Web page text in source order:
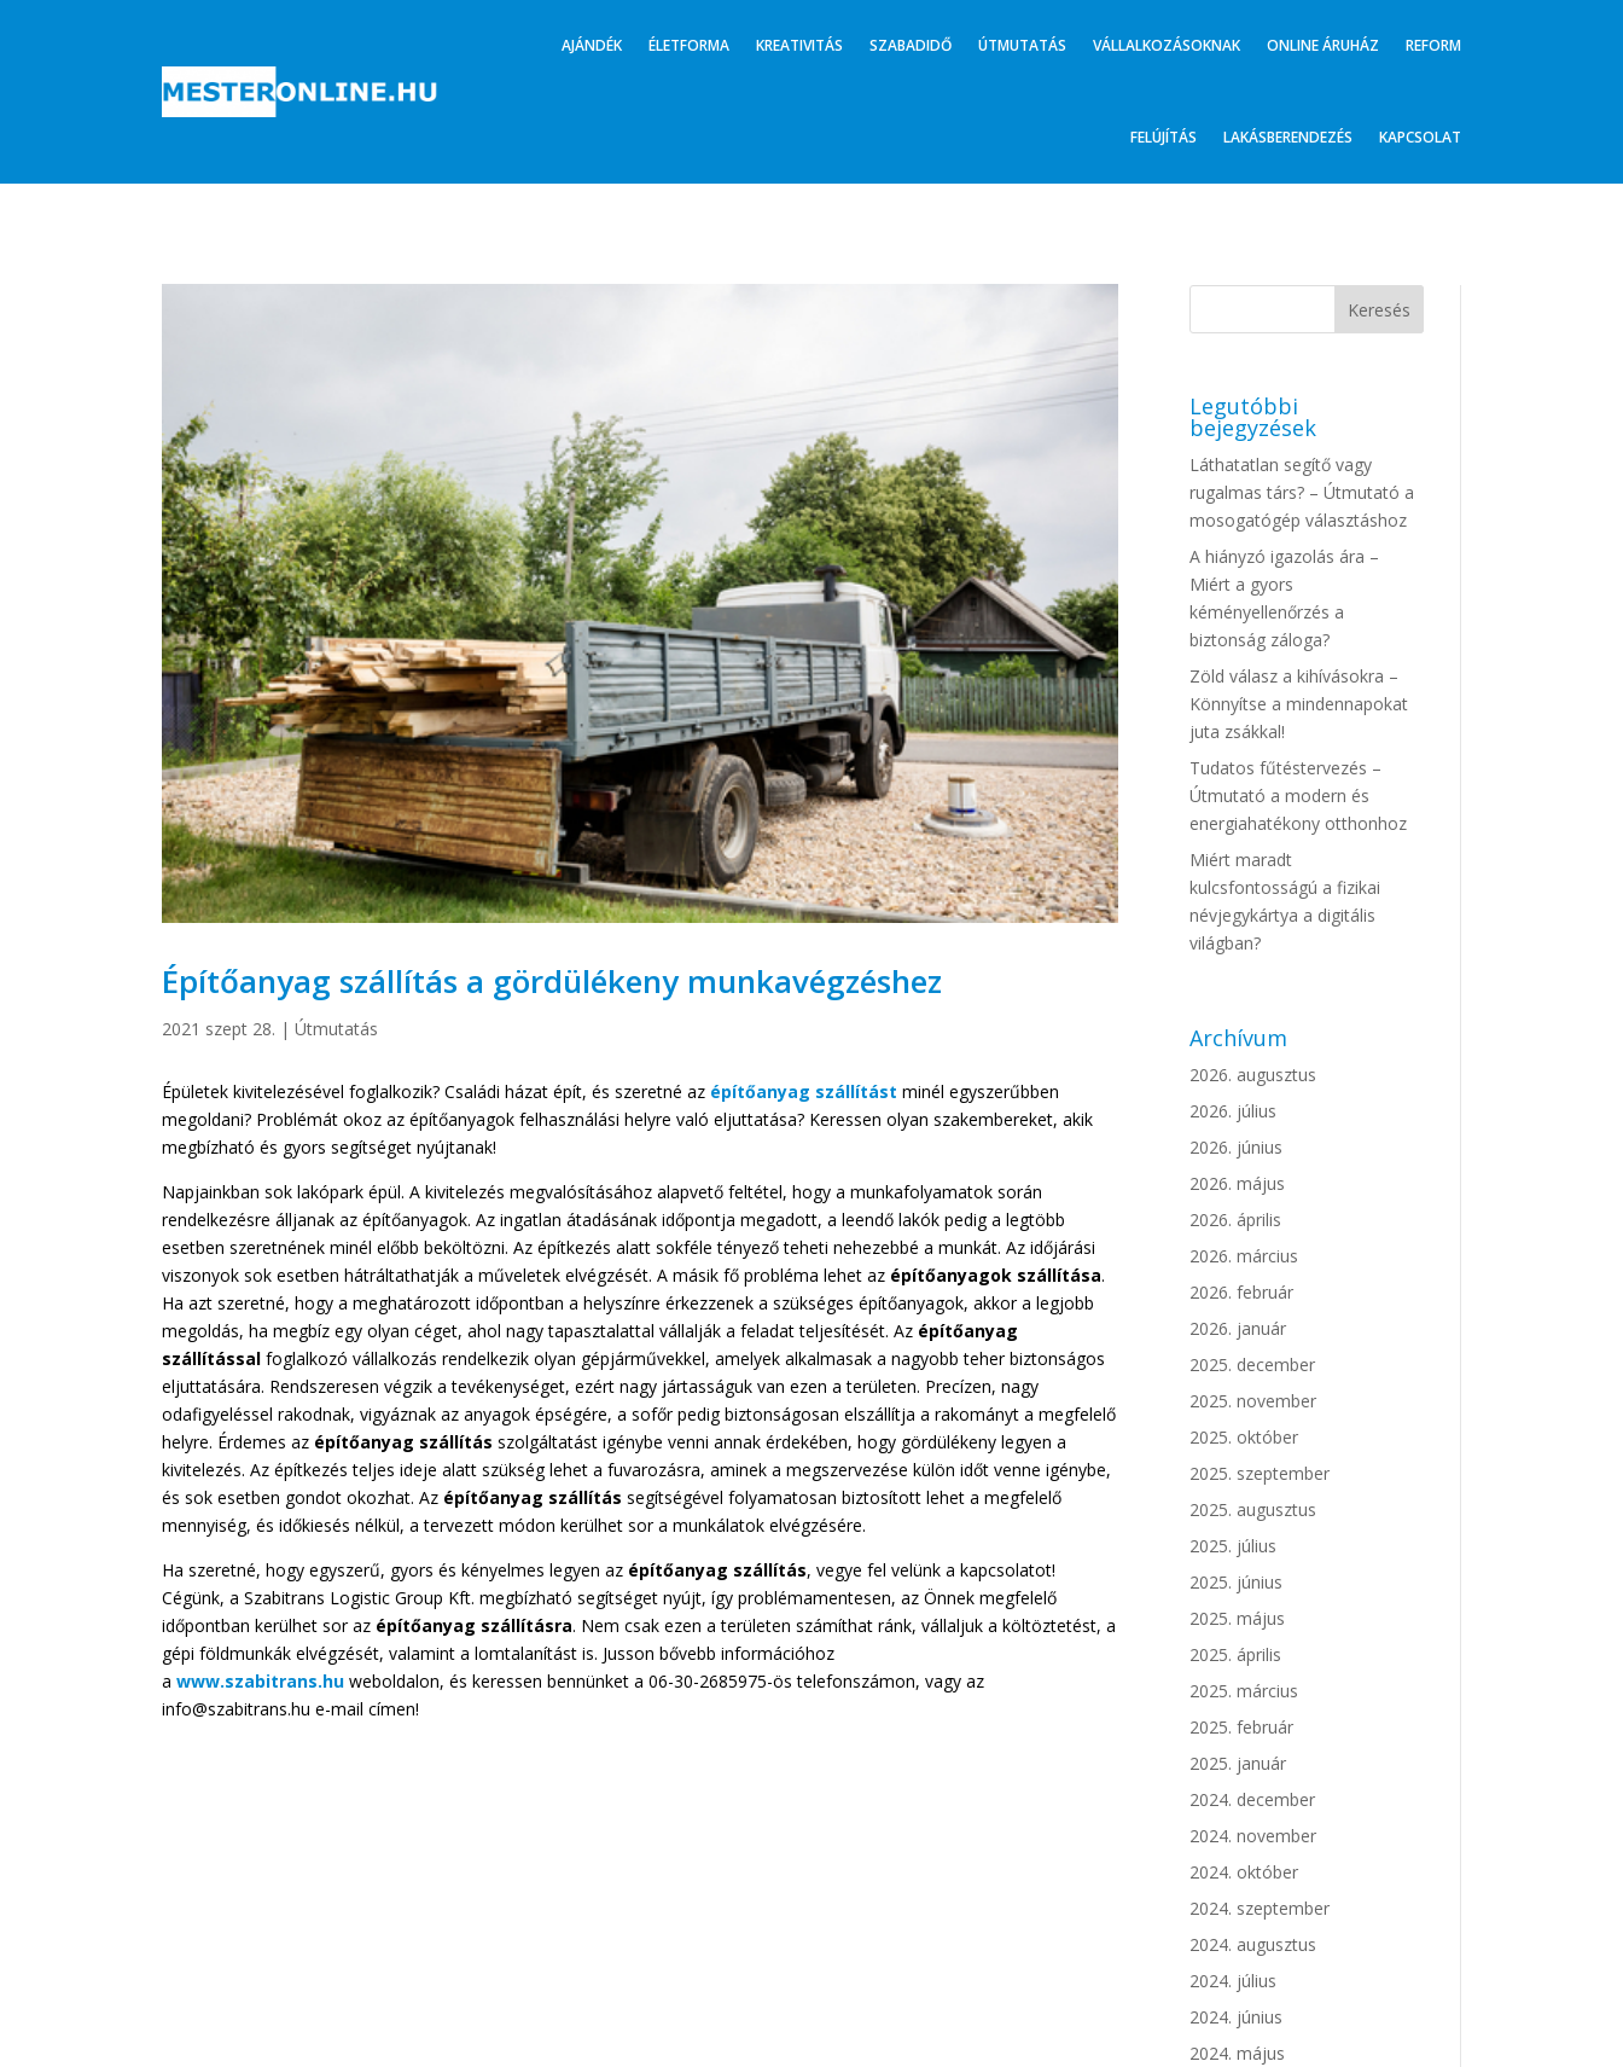
AJÁNDÉK ÉLETFORMA KREATIVITÁS SZABADIDŐ ÚTMUTATÁS VÁLLALKOZÁSOKNAK ONLINE ÁRUHÁZ REFORM
FELÚJÍTÁS LAKÁSBERENDEZÉS KAPCSOLAT
Építőanyag szállítás a gördülékeny munkavégzéshez
2021 szept 28. |Útmutatás
Épületek kivitelezésével foglalkozik? Családi házat épít, és szeretné az építőanyag szállítást minél egyszerűbben
megoldani? Problémát okoz az építőanyagok felhasználási helyre való eljuttatása? Keressen olyan szakembereket, akik
megbízható és gyors segítséget nyújtanak!
Napjainkban sok lakópark épül. A kivitelezés megvalósításához alapvető feltétel, hogy a munkafolyamatok során
rendelkezésre álljanak az építőanyagok. Az ingatlan átadásának időpontja megadott, a leendő lakók pedig a legtöbb
esetben szeretnének minél előbb beköltözni. Az építkezés alatt sokféle tényező teheti nehezebbé a munkát. Az időjárási
viszonyok sok esetben hátráltathatják a műveletek elvégzését. A másik fő probléma lehet az építőanyagok szállítása.
Ha azt szeretné, hogy a meghatározott időpontban a helyszínre érkezzenek a szükséges építőanyagok, akkor a legjobb
megoldás, ha megbíz egy olyan céget, ahol nagy tapasztalattal vállalják a feladat teljesítését. Az építőanyag
szállítássalfoglalkozó vállalkozás rendelkezik olyan gépjárművekkel, amelyek alkalmasak a nagyobb teher biztonságos
eljuttatására. Rendszeresen végzik a tevékenységet, ezért nagy jártasságuk van ezen a területen. Precízen, nagy
odafigyeléssel rakodnak, vigyáznak az anyagok épségére, a sofőr pedig biztonságosan elszállítja a rakományt a megfelelő
helyre. Érdemes az építőanyag szállítás szolgáltatást igénybe venni annak érdekében, hogy gördülékeny legyen a
kivitelezés. Az építkezés teljes ideje alatt szükség lehet a fuvarozásra, aminek a megszervezése külön időt venne igénybe,
és sok esetben gondot okozhat. Az építőanyag szállítás segítségével folyamatosan biztosított lehet a megfelelő
mennyiség, és időkiesés nélkül, a tervezett módon kerülhet sor a munkálatok elvégzésére.
Ha szeretné, hogy egyszerű, gyors és kényelmes legyen az építőanyag szállítás, vegye fel velünk a kapcsolatot!
Cégünk, a Szabitrans Logistic Group Kft. megbízható segítséget nyújt, így problémamentesen, az Önnek megfelelő
időpontban kerülhet sor az építőanyag szállításra. Nem csak ezen a területen számíthat ránk, vállaljuk a költöztetést, a
gépi földmunkák elvégzését, valamint a lomtalanítást is. Jusson bővebb információhoz
awww.szabitrans.hu weboldalon, és keressen bennünket a 06-30-2685975-ös telefonszámon, vagy az
info@szabitrans.hu e-mail címen!
Legutóbbi
bejegyzések
Láthatatlan segítő vagy
rugalmas társ? – Útmutató a
mosogatógép választáshoz
A hiányzó igazolás ára –
Miért a gyors
kéményellenőrzés a
biztonság záloga?
Zöld válasz a kihívásokra –
Könnyítse a mindennapokat
juta zsákkal!
Tudatos fűtéstervezés –
Útmutató a modern és
energiahatékony otthonhoz
Miért maradt
kulcsfontosságú a fizikai
névjegykártya a digitális
világban?
Archívum
2026. augusztus
2026. július
2026. június
2026. május
2026. április
2026. március
2026. február
2026. január
2025. december
2025. november
2025. október
2025. szeptember
2025. augusztus
2025. július
2025. június
2025. május
2025. április
2025. március
2025. február
2025. január
2024. december
2024. november
2024. október
2024. szeptember
2024. augusztus
2024. július
2024. június
2024. május